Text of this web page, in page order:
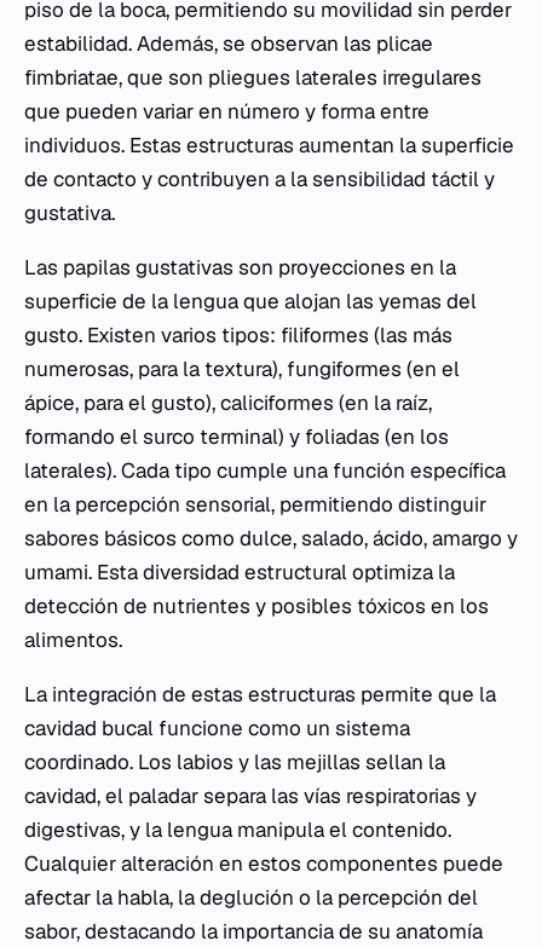
piso de la boca, permitiendo su movilidad sin perder
estabilidad. Además, se observan las plicae
fimbriatae, que son pliegues laterales irregulares
que pueden variar en número y forma entre
individuos. Estas estructuras aumentan la superficie
de contacto y contribuyen a la sensibilidad táctil y
gustativa.
Las papilas gustativas son proyecciones en la
superficie de la lengua que alojan las yemas del
gusto. Existen varios tipos: filiformes (las más
numerosas, para la textura), fungiformes (en el
ápice, para el gusto), caliciformes (en la raíz,
formando el surco terminal) y foliadas (en los
laterales). Cada tipo cumple una función específica
en la percepción sensorial, permitiendo distinguir
sabores básicos como dulce, salado, ácido, amargo y
umami. Esta diversidad estructural optimiza la
detección de nutrientes y posibles tóxicos en los
alimentos.
La integración de estas estructuras permite que la
cavidad bucal funcione como un sistema
coordinado. Los labios y las mejillas sellan la
cavidad, el paladar separa las vías respiratorias y
digestivas, y la lengua manipula el contenido.
Cualquier alteración en estos componentes puede
afectar la habla, la deglución o la percepción del
sabor, destacando la importancia de su anatomía